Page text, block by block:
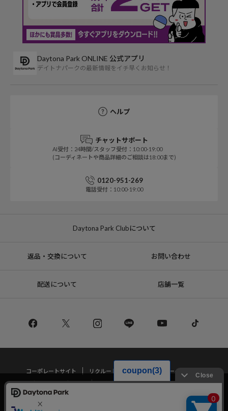
Daytona Park ONLINE 公式アプリ
デイトナパークの最新情報をイチ早くお知らせ！
ヘルプ
チャットサポート
AI受付：24時間/スタッフ受付：10:00-19:00
(コーディネートや商品詳細のご相談は18:00まで)
0120-951-269
電話受付：10:00-19:00
Daytona Park Clubについて
返品・交換について お問い合わせ
配送について 店舗一覧
コーポレートサイト リクルート
サステナブルマークについて
プライバシーポリシー
特定商取引法・古物営業法に基づく表記
当サイトでは利用体験の向上およびコンテンツの最適な提供、トラフィック
の分析を目的としてCookieを使用しています。